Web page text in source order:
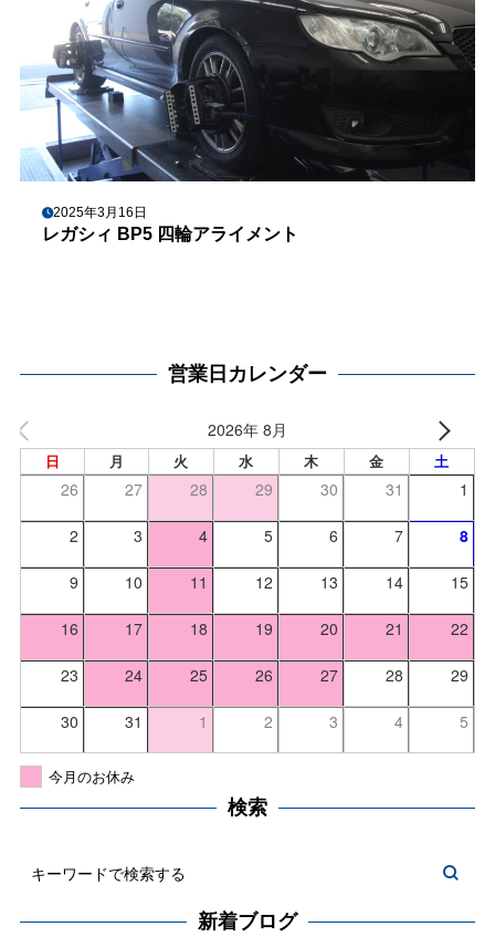
2025年3月16日
レガシィ BP5 四輪アライメント
営業日カレンダー
2026年 8月
日 月 火 水 木 金 土
26 27 28 29 30 31 1
2 3 4 5 6 7 8
9 10 11 12 13 14 15
16 17 18 19 20 21 22
23 24 25 26 27 28 29
30 31 1 2 3 4 5
今月のお休み
検索
新着ブログ